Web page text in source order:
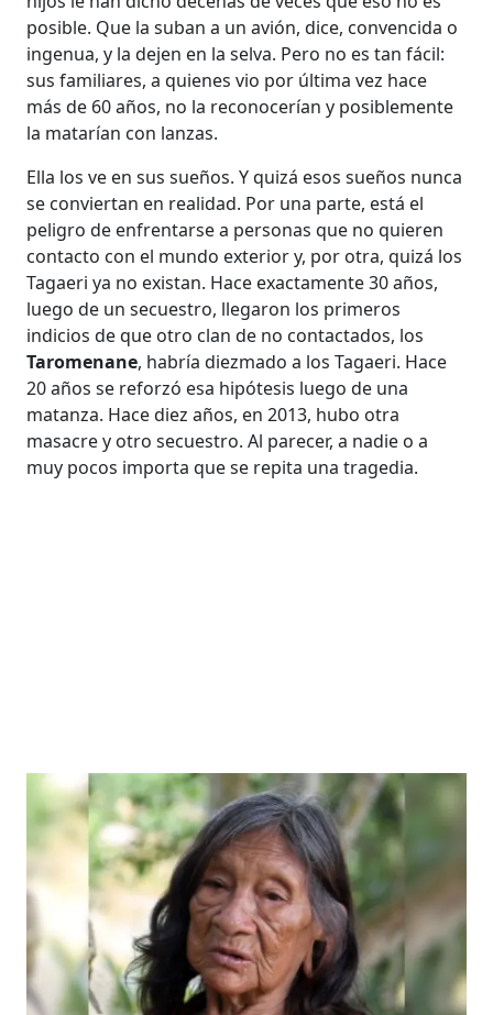
posible. Que la suban a un avión, dice, convencida o
ingenua, y la dejen en la selva. Pero no es tan fácil:
sus familiares, a quienes vio por última vez hace
más de 60 años, no la reconocerían y posiblemente
la matarían con lanzas.
Ella los ve en sus sueños. Y quizá esos sueños nunca
se conviertan en realidad. Por una parte, está el
peligro de enfrentarse a personas que no quieren
contacto con el mundo exterior y, por otra, quizá los
Tagaeri ya no existan. Hace exactamente 30 años,
luego de un secuestro, llegaron los primeros
indicios de que otro clan de no contactados, los
Taromenane, habría diezmado a los Tagaeri. Hace
20 años se reforzó esa hipótesis luego de una
matanza. Hace diez años, en 2013, hubo otra
masacre y otro secuestro. Al parecer, a nadie o a
muy pocos importa que se repita una tragedia.